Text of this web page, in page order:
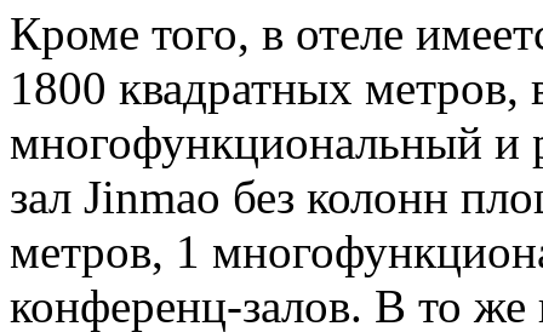
Кроме того, в отеле
1800 квадратных метров,
многофункциональный
зал Jinmao без колонн
метров, 1
конференц-залов. В то же